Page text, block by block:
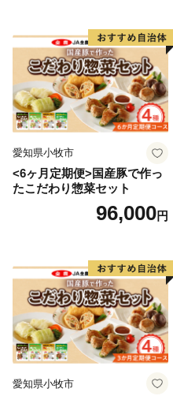
愛知県小牧市
<6ヶ月定期便>国産豚で作っ
たこだわり惣菜セット
96,000円
愛知県小牧市